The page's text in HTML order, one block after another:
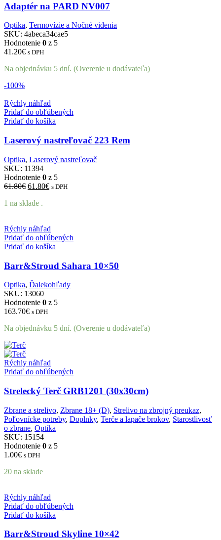
Adaptér na PARD NV007
Optika, Termovízie a Nočné videnia
SKU: 4abeca34cae5
Hodnotenie 0 z 5
41.20€ s DPH
Na objednávku 5 dní. (Overenie u dodávateľa)
-100%
Rýchly náhľad
Pridať do obľúbených
Pridať do košíka
Laserový nastreľovač 223 Rem
Optika, Laserový nastreľovač
SKU: 11394
Hodnotenie 0 z 5
61.80€ Pôvodná
bola:
61.80€Aktuálna
s DPH
1 na sklade .
Rýchly náhľad
Pridať do obľúbených
Pridať do košíka
Barr&Stroud Sahara 10×50
Optika, Ďalekohľady
SKU: 13060
Hodnotenie 0 z 5
163.70€ s DPH
Na objednávku 5 dní. (Overenie u dodávateľa)
Rýchly náhľad
Pridať do obľúbených
Strelecký Terč GRB1201 (30x30cm)
Zbrane a strelivo, Zbrane 18+ (D), Strelivo na zbrojný preukaz,
Poľovnícke potreby, Doplnky, Terče a lapače brokov, Starostlivosť
o zbrane, Optika
SKU: 15154
Hodnotenie 0 z 5
1.00€ s DPH
20 na sklade
Rýchly náhľad
Pridať do obľúbených
Pridať do košíka
Barr&Stroud Skyline 10×42